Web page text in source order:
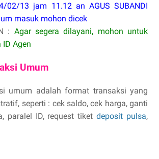
02/13 jam 11.12 an AGUS SUBANDI
masuk mohon dicek
: Agar segera dilayani, mohon untuk
Agen
Umum
umum adalah format transaksi yang
seperti : cek saldo, cek harga, ganti
paralel ID, request tiketdeposit pulsa,